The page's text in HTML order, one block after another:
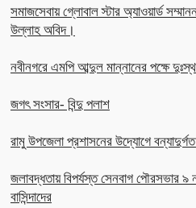
সমাজসেবায় গ্লোবাল স্টার অ্যাওয়ার্ড
উল্লাহ অবিদ।
নবীনগরে এমপি আব্দুল মান্নানের পক্ষে
জগৎ সংসার- বিন্দু পলাশ
রামু উপজেলা প্রশাসনের উদ্যোগে
জলাবদ্ধতায় বিপর্যস্ত সেনবাগ পৌরসভার ৯
বাসিন্দাদের